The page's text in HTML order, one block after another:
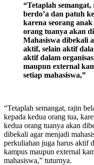
“Tetaplah
berdo’a dan patuh
karena seorang
orang tuanya akan
Mahasiswa dibekali
aktif, selain aktif
aktif dalam
maupun external
setiap mahasiswa,”
“Tetaplah semangat, rajin
kepada kedua orang tua,
kedua orang tuanya akan
dibekali agar menjadi
perkuliahan juga harus aktif
kampus maupun external
mahasiswa,” tuturnya.